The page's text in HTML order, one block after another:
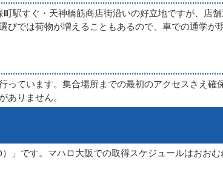
駅すぐ・天神橋筋商店街沿いの好立地ですが、店
では荷物が増えることもあるので、車での通学が
っています。集合場所までの最初のアクセスさえ確
ありません。
」です。マハロ大阪での取得スケジュールはおお